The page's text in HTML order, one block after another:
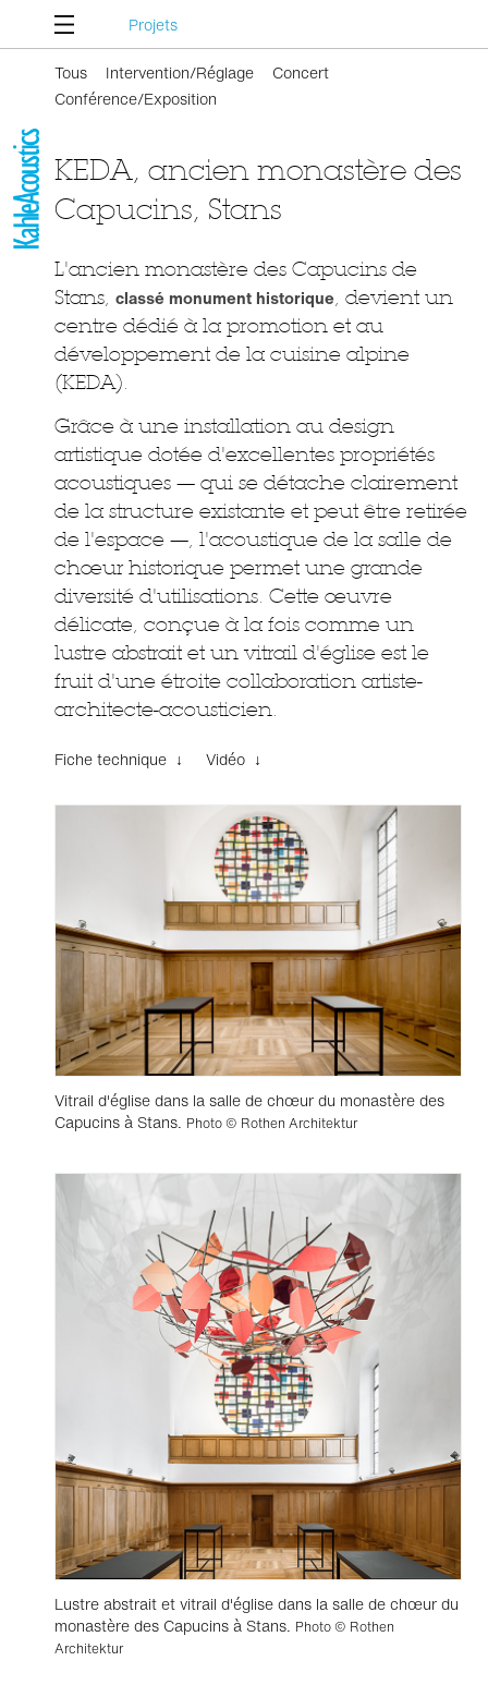
Projets
Tous Intervention/Réglage
Concert
Conférence/Exposition
KEDA, ancien monastère des
Capucins, Stans
L'ancien monastère des Capucins de
Stans, classé monument historique , devient un
centre dédié à la promotion et au
développement de la cuisine alpine
(KEDA).
Grâce à une installation au design
artistique dotée d'excellentes propriétés
acoustiques — qui se détache clairement
de la structure existante et peut être retirée
de l'espace —, l'acoustique de la salle de
chœur historique permet une grande
diversité d'utilisations. Cette œuvre
délicate, conçue à la fois comme un
lustre abstrait et un vitrail d'église est le
fruit d'une étroite collaboration artiste-
architecte-acousticien.
Fiche technique ↓ Vidéo ↓
Vitrail d'église dans la salle de chœur du monastère des
Capucins à Stans. Photo © Rothen Architektur
Lustre abstrait et vitrail d'église dans la salle de chœur du
monastère des Capucins à Stans. Photo © Rothen
Architektur